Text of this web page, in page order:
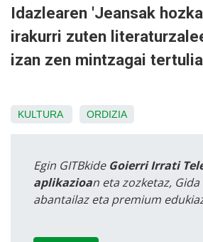
Idazlearen 'Jeansak
irakurri zuten
izan zen mintzagai
KULTURA ORDIZIA
Egin GITBkide Goierri Irrati
aplikazioan eta zozketaz,
abantailaz eta premium